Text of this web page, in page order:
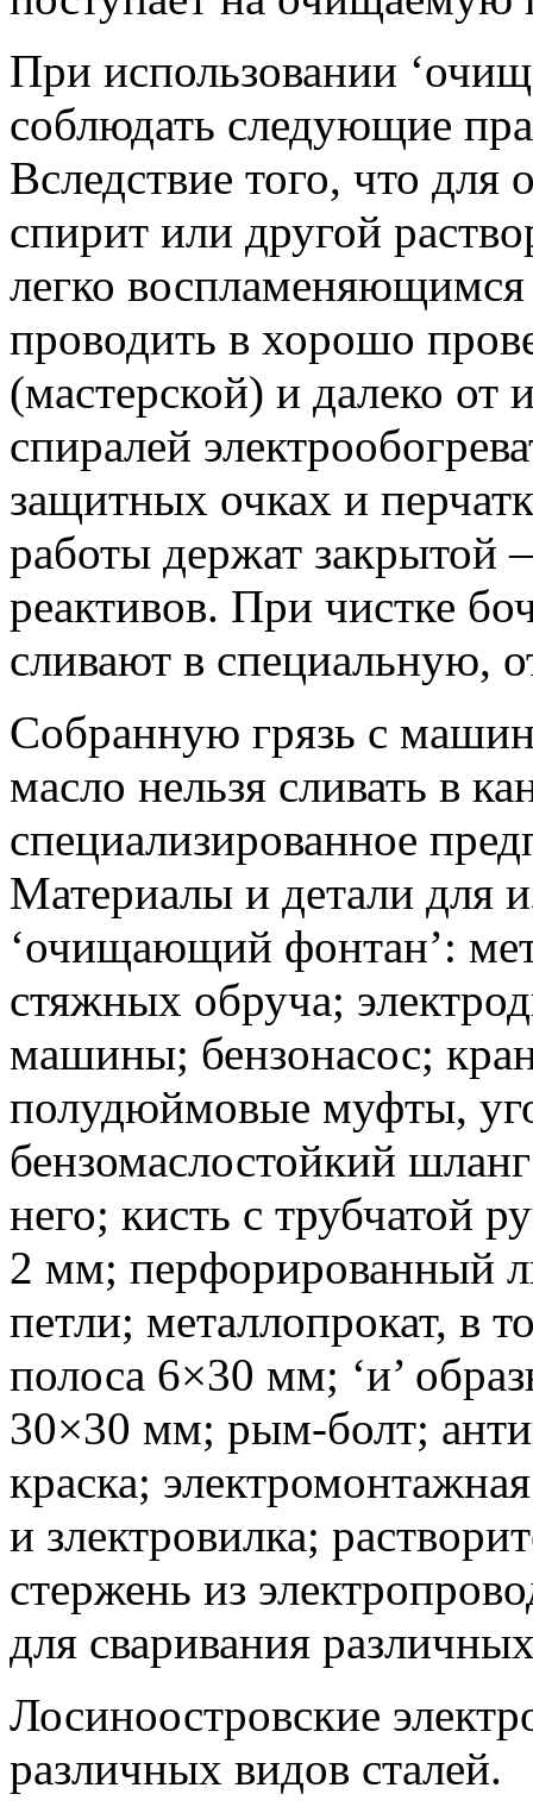
При использовании
соблюдать следующие
Вследствие того, что для
спирит или другой
легко воспламеняющимся
проводить в хорошо
(мастерской) и далеко от
спиралей
защитных очках и
работы держат закрытой
реактивов. При чистке
сливают в специальную,
Собранную грязь с
масло нельзя сливать в
специализированное
Материалы и детали для
‘очищающий фонтан’:
стяжных обруча;
машины; бензонасос;
полудюймовые муфты,
бензомаслостойкий
него; кисть с трубчатой
2 мм; перфорированный
петли; металлопрокат, в
полоса 6×30 мм; ‘и’
30×30 мм; рым-болт;
краска;
и злектровилка;
стержень из
для сваривания
Лосиноостровские
различных видов сталей.